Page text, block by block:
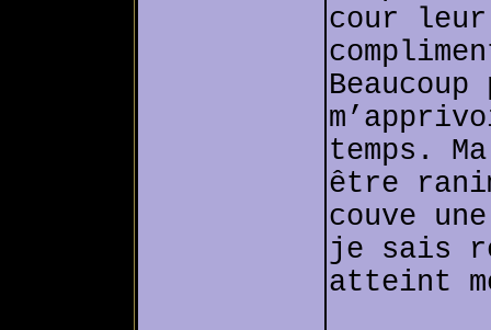
cour
temps.
être
couve
je sais
atteint